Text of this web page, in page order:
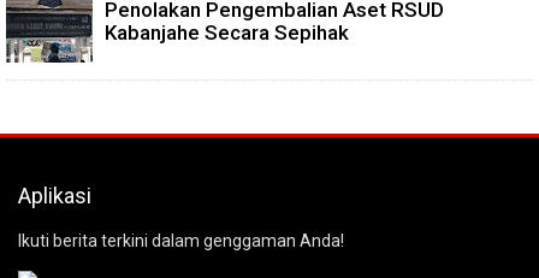
Penolakan Pengembalian Aset RSUD
Kabanjahe Secara Sepihak
Aplikasi
Ikuti berita terkini dalam genggaman Anda!